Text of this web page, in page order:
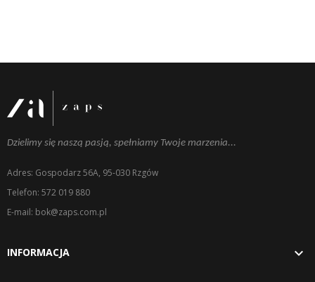
Dzielimy się naszą pasją, spełniamy Twoje marzenia...
Adres: Gospodarz 56A, 95-030 Rzgów
Telefon: 572 019 880
E-mail: bok@zaps.com.pl
INFORMACJA 